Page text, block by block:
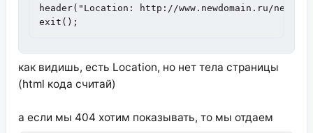
header("Location: http://www.newdomain.ru/newdir/
exit();
как видишь, есть Location, но нет тела страницы
(html кода считай)
а если мы 404 хотим показывать, то мы отдаем